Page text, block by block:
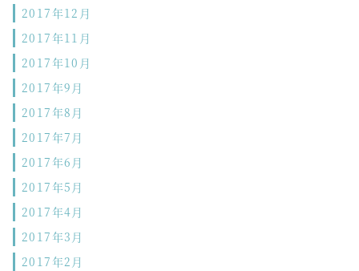
2017年12月
2017年11月
2017年10月
2017年9月
2017年8月
2017年7月
2017年6月
2017年5月
2017年4月
2017年3月
2017年2月